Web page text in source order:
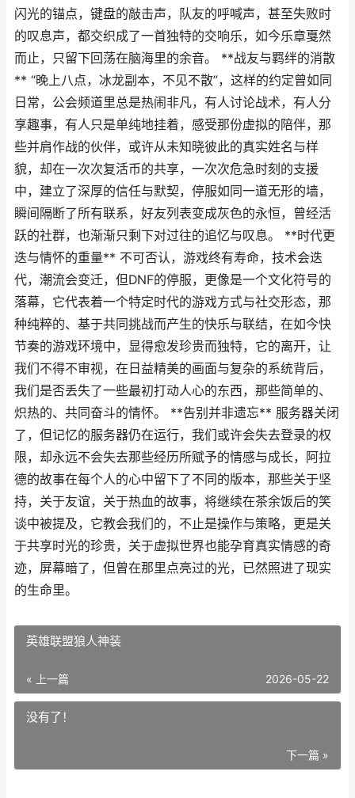
闪光的锚点，键盘的敲击声，队友的呼喊声，甚至失败时
的叹息声，都交织成了一首独特的交响乐，如今乐章戛然
而止，只留下回荡在脑海里的余音。 **战友与羁绊的消散
** “晚上八点，冰龙副本，不见不散”，这样的约定曾如同
日常，公会频道里总是热闹非凡，有人讨论战术，有人分
享趣事，有人只是单纯地挂着，感受那份虚拟的陪伴，那
些并肩作战的伙伴，或许从未知晓彼此的真实姓名与样
貌，却在一次次复活币的共享，一次次危急时刻的支援
中，建立了深厚的信任与默契，停服如同一道无形的墙，
瞬间隔断了所有联系，好友列表变成灰色的永恒，曾经活
跃的社群，也渐渐只剩下对过往的追忆与叹息。 **时代更
迭与情怀的重量** 不可否认，游戏终有寿命，技术会迭
代，潮流会变迁，但DNF的停服，更像是一个文化符号的
落幕，它代表着一个特定时代的游戏方式与社交形态，那
种纯粹的、基于共同挑战而产生的快乐与联结，在如今快
节奏的游戏环境中，显得愈发珍贵而独特，它的离开，让
我们不得不审视，在日益精美的画面与复杂的系统背后，
我们是否丢失了一些最初打动人心的东西，那些简单的、
炽热的、共同奋斗的情怀。 **告别并非遗忘** 服务器关闭
了，但记忆的服务器仍在运行，我们或许会失去登录的权
限，却永远不会失去那些经历所赋予的情感与成长，阿拉
德的故事在每个人的心中留下了不同的版本，那些关于坚
持，关于友谊，关于热血的故事，将继续在茶余饭后的笑
谈中被提及，它教会我们的，不止是操作与策略，更是关
于共享时光的珍贵，关于虚拟世界也能孕育真实情感的奇
迹，屏幕暗了，但曾在那里点亮过的光，已然照进了现实
的生命里。
英雄联盟狼人神装
« 上一篇 2026-05-22
没有了！
下一篇 »